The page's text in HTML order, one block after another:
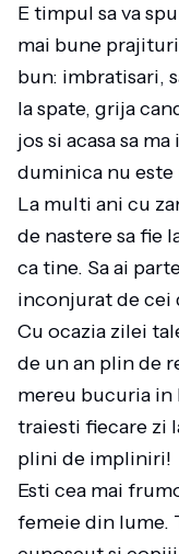
E timpul sa va
mai bune
bun: imbratisari,
la spate, grija
jos si acasa sa
duminica nu este
La multi ani cu
de nastere sa fie
ca tine. Sa ai
inconjurat de cei
Cu ocazia zilei
de un an plin de
mereu bucuria in
traiesti fiecare zi
plini de impliniri!
Esti cea mai
femeie din lume.